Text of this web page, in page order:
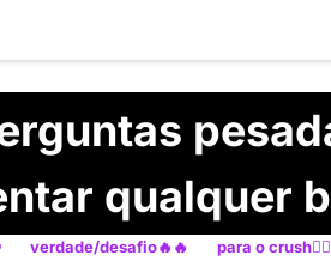
qualquer
Manzano
verdade/desafio🔥🔥 para o